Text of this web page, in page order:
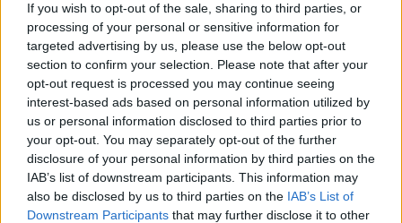
If you wish to opt-out of the sale, sharing to third parties, or
processing of your personal or sensitive information for
targeted advertising by us, please use the below opt-out
section to confirm your selection. Please note that after your
opt-out request is processed you may continue seeing
interest-based ads based on personal information utilized by
us or personal information disclosed to third parties prior to
your opt-out. You may separately opt-out of the further
disclosure of your personal information by third parties on the
IAB’s list of downstream participants. This information may
also be disclosed by us to third parties on the IAB’s List of
Downstream Participants that may further disclose it to other
Celníci odhalili gang překupníků papoušků, zajistili
stovku ptáků
5.8.2026 20:13 ( ČTK
Celníci odhalili gang
překupníků chráněných druhů
papoušků působící v několika
krajích a zajistili asi stovku
ptáků. S odchytem a
zajištěním zvířat celníkům pomohly zoo v Praze, Zlíně a Ostravě. V
ostravské zahradě také papoušci nalezli dočasné útočiště. V
tiskové zprávě nawebucelníků to oznámila mluvčí Celní správy ČR
Martina Kaňková. Případem se zabývá policie.